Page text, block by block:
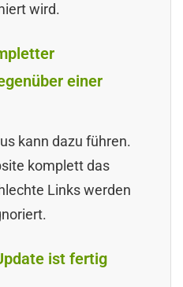
wird.
einer
kann dazu führen.
komplett das
Links werden
ist fertig